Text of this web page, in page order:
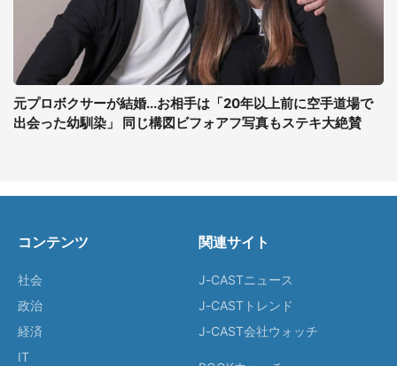
元プロボクサーが結婚...お相手は「20年以上前に空手道場で
出会った幼馴染」 同じ構図ビフォアフ写真もステキ大絶賛
コンテンツ
社会
政治
経済
IT
関連サイト
J-CASTニュース
J-CASTトレンド
J-CAST会社ウォッチ